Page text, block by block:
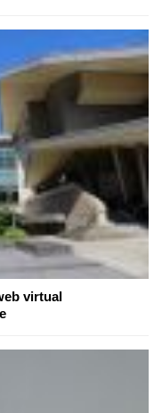
virtual